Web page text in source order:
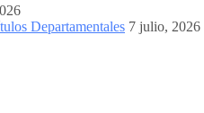
Departamentales 7 julio, 2026